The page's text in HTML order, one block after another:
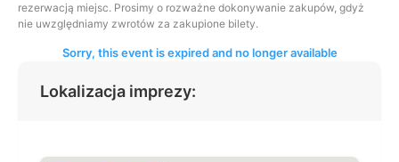
rezerwacją miejsc. Prosimy o rozważne dokonywanie zakupów, gdyż
nie uwzględniamy zwrotów za zakupione bilety.
Sorry, this event is expired and no longer available
Lokalizacja imprezy: